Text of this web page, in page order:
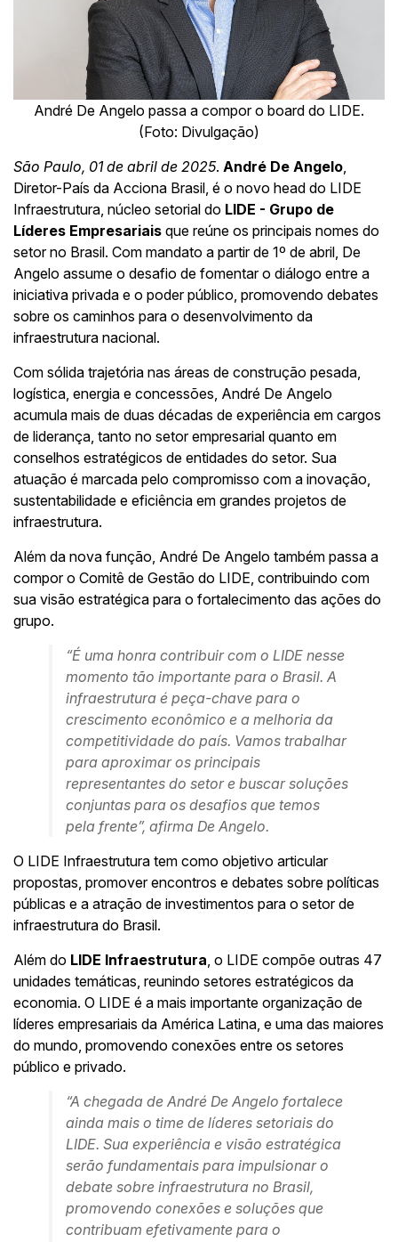
André De Angelo passa a compor o board do LIDE.
(Foto: Divulgação)
São Paulo, 01 de abril de 2025. André De Angelo
Diretor-País da Acciona Brasil, é o novo head do LIDE
Infraestrutura, núcleo setorial do LIDE - Grupo de
Líderes Empresariais que reúne os principais nomes do
setor no Brasil. Com mandato a partir de 1º de abril, De
Angelo assume o desafio de fomentar o diálogo entre a
iniciativa privada e o poder público, promovendo debates
sobre os caminhos para o desenvolvimento da
infraestrutura nacional.
Com sólida trajetória nas áreas de construção pesada,
logística, energia e concessões, André De Angelo
acumula mais de duas décadas de experiência em cargos
de liderança, tanto no setor empresarial quanto em
conselhos estratégicos de entidades do setor. Sua
atuação é marcada pelo compromisso com a inovação,
sustentabilidade e eficiência em grandes projetos de
infraestrutura.
Além da nova função, André De Angelo também passa a
compor o Comitê de Gestão do LIDE, contribuindo com
sua visão estratégica para o fortalecimento das ações do
grupo.
“É uma honra contribuir com o LIDE nesse
momento tão importante para o Brasil. A
infraestrutura é peça-chave para o
crescimento econômico e a melhoria da
competitividade do país. Vamos trabalhar
para aproximar os principais
representantes do setor e buscar soluções
conjuntas para os desafios que temos
pela frente”, afirma De Angelo.
O LIDE Infraestrutura tem como objetivo articular
propostas, promover encontros e debates sobre políticas
públicas e a atração de investimentos para o setor de
infraestrutura do Brasil.
Além do LIDE Infraestrutura , o LIDE compõe outras 47
unidades temáticas, reunindo setores estratégicos da
economia. O LIDE é a mais importante organização de
líderes empresariais da América Latina, e uma das maiores
do mundo, promovendo conexões entre os setores
público e privado.
“A chegada de André De Angelo fortalece
ainda mais o time de líderes setoriais do
LIDE. Sua experiência e visão estratégica
serão fundamentais para impulsionar o
debate sobre infraestrutura no Brasil,
promovendo conexões e soluções que
contribuam efetivamente para o